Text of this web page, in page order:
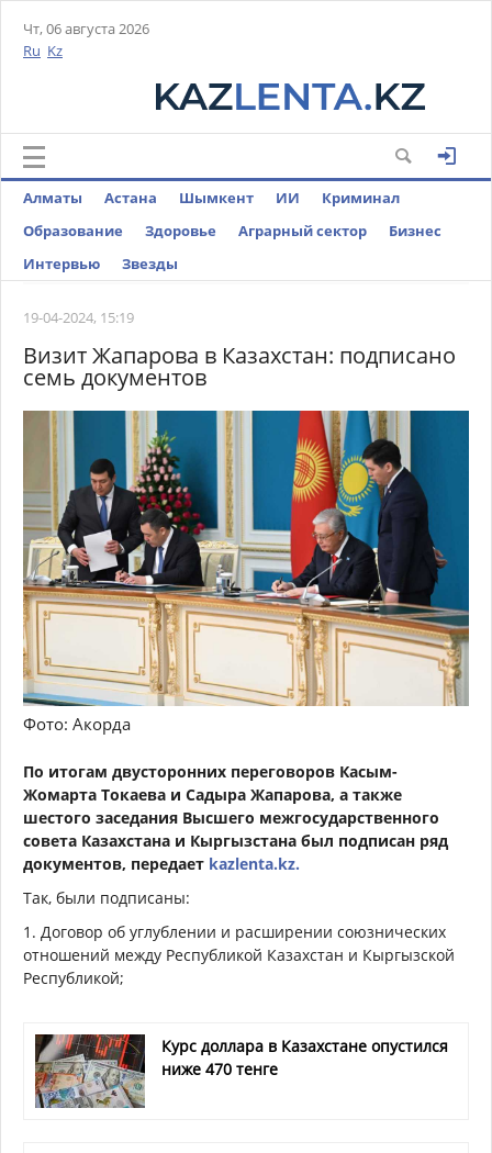
Чт, 06 августа 2026
Ru Kz
Алматы Астана Шымкент ИИ
Криминал
Образование
Здоровье Аграрный сектор
Бизнес
Интервью
Звезды
19-04-2024, 15:19
Визит Жапарова в Казахстан: подписано
семь документов
Фото: Акорда
По итогам двусторонних переговоров Касым-
Жомарта Токаева и Садыра Жапарова, а также
шестого заседания Высшего межгосударственного
совета Казахстана и Кыргызстана был подписан ряд
документов, передает kazlenta.kz.
Так, были подписаны:
1. Договор об углублении и расширении союзнических
отношений между Республикой Казахстан и Кыргызской
Республикой;
Курс доллара в Казахстане опустился
ниже 470 тенге